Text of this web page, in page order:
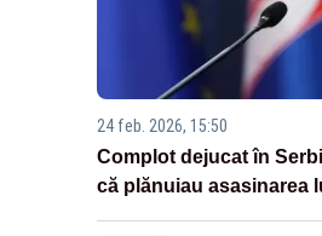
24 feb. 2026, 15:50
Complot dejucat în
că plănuiau asasinarea